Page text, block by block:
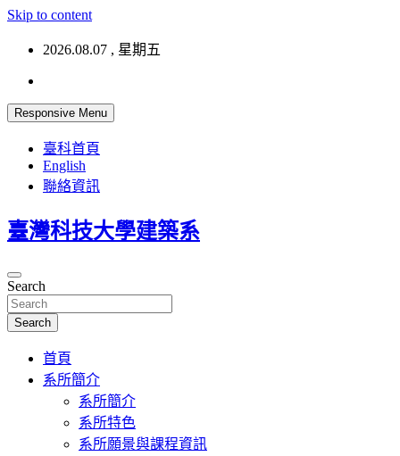
Skip to content
2026.08.07 , 星期五
Responsive Menu
臺科首頁
English
聯絡資訊
臺灣科技大學建築系
Search
Search
首頁
系所簡介
系所簡介
系所特色
系所願景與課程資訊